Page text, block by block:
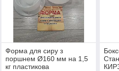
Форма для сиру з
поршнем Ø160 мм на 1,5
кг пластикова